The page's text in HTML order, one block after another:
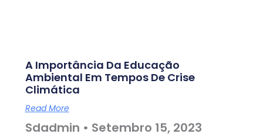
A Importância Da Educação
Ambiental Em Tempos De Crise
Climática
Read More
Sdadmin Setembro 15, 2023